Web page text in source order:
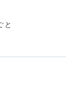
と